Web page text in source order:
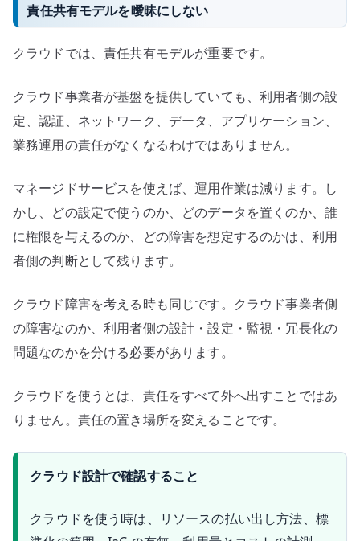
責任共有モデルを曖昧にしない
クラウドでは、責任共有モデルが重要です。
クラウド事業者が基盤を提供していても、利用者側の設
定、認証、ネットワーク、データ、アプリケーション、
業務運用の責任がなくなるわけではありません。
マネージドサービスを使えば、運用作業は減ります。し
かし、どの設定で使うのか、どのデータを置くのか、誰
に権限を与えるのか、どの障害を想定するのかは、利用
者側の判断として残ります。
クラウド障害を考える時も同じです。クラウド事業者側
の障害なのか、利用者側の設計・設定・監視・冗長化の
問題なのかを分ける必要があります。
クラウドを使うとは、責任をすべて外へ出すことではあ
りません。責任の置き場所を変えることです。
クラウド設計で確認すること
クラウドを使う時は、リソースの払い出し方法、標